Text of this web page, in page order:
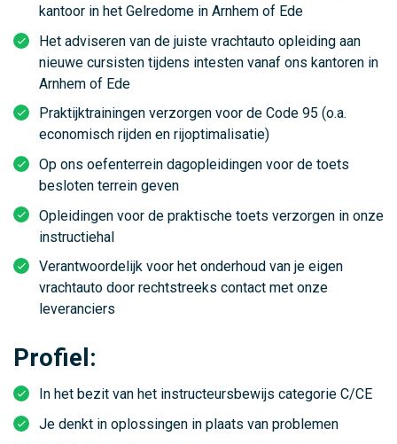
kantoor in het Gelredome in Arnhem of Ede
Het adviseren van de juiste vrachtauto opleiding aan
nieuwe cursisten tijdens intesten vanaf ons kantoren in
Arnhem of Ede
Praktijktrainingen verzorgen voor de Code 95 (o.a.
economisch rijden en rijoptimalisatie)
Op ons oefenterrein dagopleidingen voor de toets
besloten terrein geven
Opleidingen voor de praktische toets verzorgen in onze
instructiehal
Verantwoordelijk voor het onderhoud van je eigen
vrachtauto door rechtstreeks contact met onze
leveranciers
Profiel:
In het bezit van het instructeursbewijs categorie C/CE
Je denkt in oplossingen in plaats van problemen